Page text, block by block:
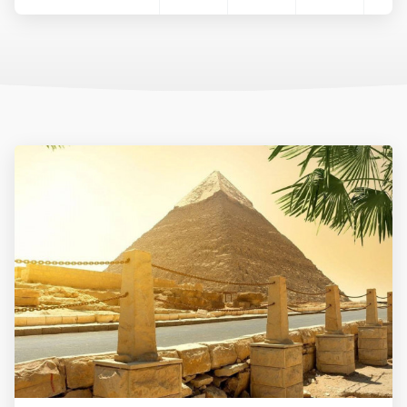
eltérő dátumra esik. Ez alatt sok étterem és üzlet napközben
Mit érdemes magunkkal vinni?
Az utazás során praktikus a könnyű, világos színű, jól szellőző
ruházat. A strandoláshoz napvédő krém (magas faktorszámú),
napszemüveg, kalap, strandpapucs ajánlott. A városnézésekhez
és kirándulásokhoz zárt cipő és hosszú nadrág, illetve vállat
takaró felső javasolt, különösen a vallási helyszíneken vagy
kevésbé turistás területeken.